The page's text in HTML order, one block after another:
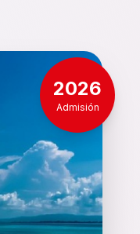
2026
Admisión